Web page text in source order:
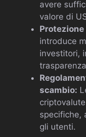
avere
valore di
introduce
investitori,
scambio:
specifiche,
gli utenti.